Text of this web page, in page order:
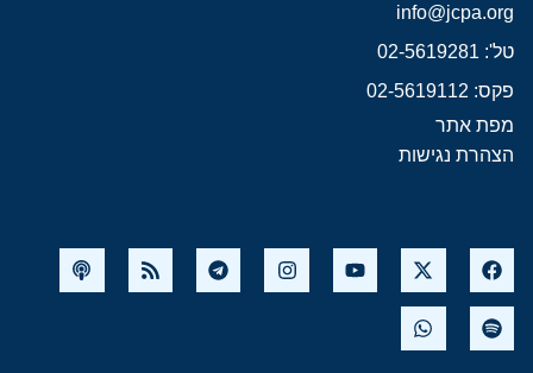
info@jcpa.org
טל': 02-5619281
פקס: 02-5619112
מפת אתר
הצהרת נגישות